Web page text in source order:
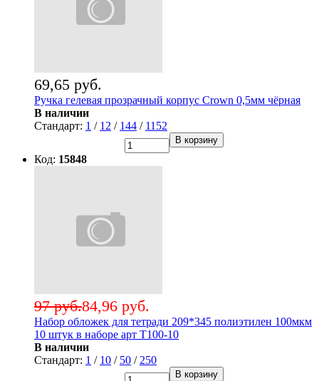
69,65 руб.
Ручка гелевая прозрачный корпус Crown 0,5мм чёрная
В наличии
Стандарт: 1 / 12 / 144 / 1152
В корзину
Код: 15848
84,96 руб.
97 руб.
Набор обложек для тетради 209*345 полиэтилен 100мкм
10 штук в наборе арт Т100-10
В наличии
Стандарт: 1 / 10 / 50 / 250
В корзину